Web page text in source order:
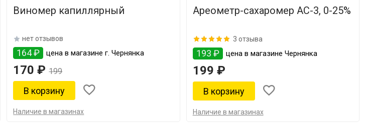
Виномер капиллярный
нет отзывов
164 ₽ цена в магазине г. Чернянка
170 ₽ 199
Наличие в магазинах
Ареометр-сахаромер АС-3, 0-25%
3 отзыва
193 ₽ цена в магазине Чернянка
199 ₽
Наличие в магазинах